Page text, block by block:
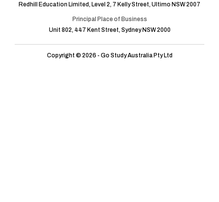
Redhill Education Limited, Level 2, 7 Kelly Street, Ultimo NSW 2007
Principal Place of Business
Unit 802, 447 Kent Street, Sydney NSW 2000
Copyright © 2026 - Go Study Australia Pty Ltd